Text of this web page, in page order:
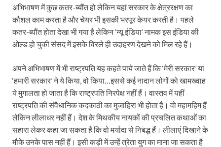
अभिभाषण में कुछ कतर-ब्यौंत हो लेकिन यहां सरकार के क्षेत्ररक्षण का
कौशल काम करता है और चेयर भी इसकी भरपूर केयर करती है। पहले
कतर-ब्यौंत होता देखा भी गया है लेकिन ‘न्यू इंडिया’ नामक इस इंडिया की
ओल्ड हो चुकी संसद में इसके विरले ही उदाहरण देखने को मिल रहे हैं।
अपने अभिभाषण में भी राष्ट्रपति यह कहते पाये जाते हैं कि ‘मेरी सरकार’ या
‘हमारी सरकार’ ने ये किया, वो किया…इससे कई नादान लोगों को खामख्‍वाह
ये मुगालता हो जाता है कि राष्ट्रपति निरपेक्ष नहीं हैं। वास्तव में यहीं
राष्ट्रपति की संवैधानिक कदकाठी का मुजाहिरा भी होता है। वो महामहिम हैं
लेकिन लीलाधर नहीं हैं। देश के मिथकीय नायकों की प्रचलित कथाओं का
सहारा लेकर कहा जा सकता है कि वो मर्यादा से निबद्ध हैं। लीलाएं दिखाने के
मौके उनके पास नहीं हैं। इसी कड़ी में उन्हें त्रेता युग का माना जा सकता है